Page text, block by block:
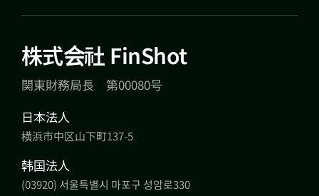
株式会社 FinShot
関東財務局長 第00080号
日本法人
横浜市中区山下町137-5
韩国法人
(03920) 서울특별시 마포구 성암로330